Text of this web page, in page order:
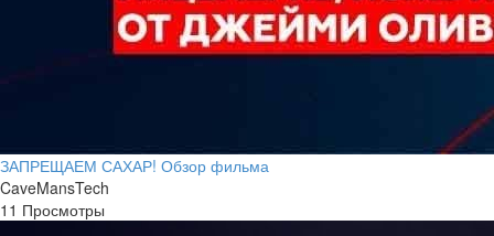
ЗАПРЕЩАЕМ САХАР! Обзор фильма
CaveMansTech
11 Просмотры